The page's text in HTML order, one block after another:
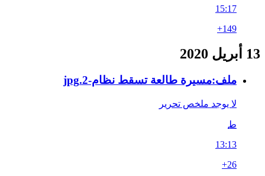
15:17
+149
13 أبريل 2020
ملف:مسيرة طالعة تسقط نظام-2.jpg
لا يوجد ملخص تحرير
ط
13:13
+26